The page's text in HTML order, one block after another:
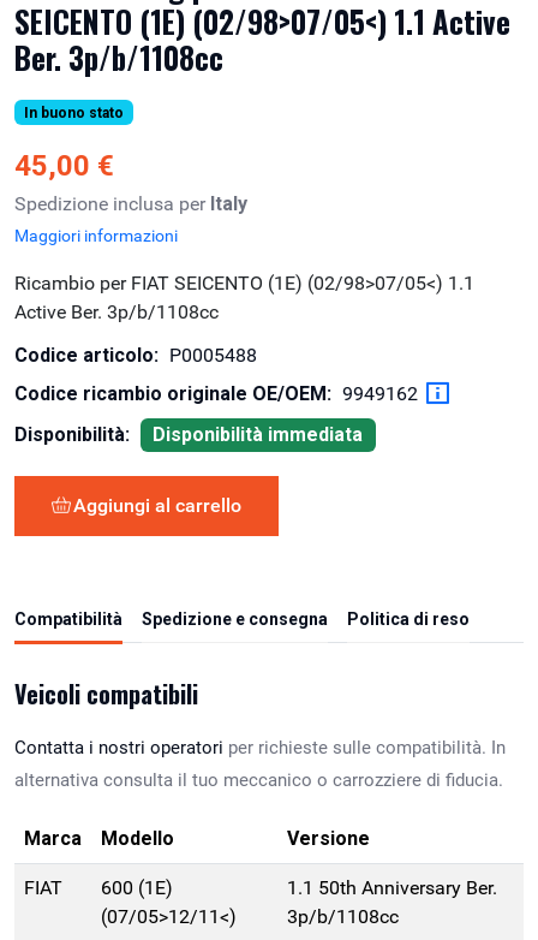
SEICENTO (1E) (02/98>07/05<) 1.1 Active
Ber. 3p/b/1108cc
In buono stato
45,00 €
Spedizione inclusa per Italy
Maggiori informazioni
Ricambio per FIAT SEICENTO (1E) (02/98>07/05<) 1.1
Active Ber. 3p/b/1108cc
Codice articolo: P0005488
Codice ricambio originale OE/OEM: 9949162
Disponibilità:
Disponibilità immediata
Aggiungi al carrello
Compatibilità Spedizione e consegna Politica di reso
Veicoli compatibili
Contatta i nostri operatori per richieste sulle compatibilità. In
alternativa consulta il tuo meccanico o carrozziere di fiducia.
Marca Modello Versione
FIAT
600 (1E)
(07/05>12/11<)
1.1 50th Anniversary Ber.
3p/b/1108cc